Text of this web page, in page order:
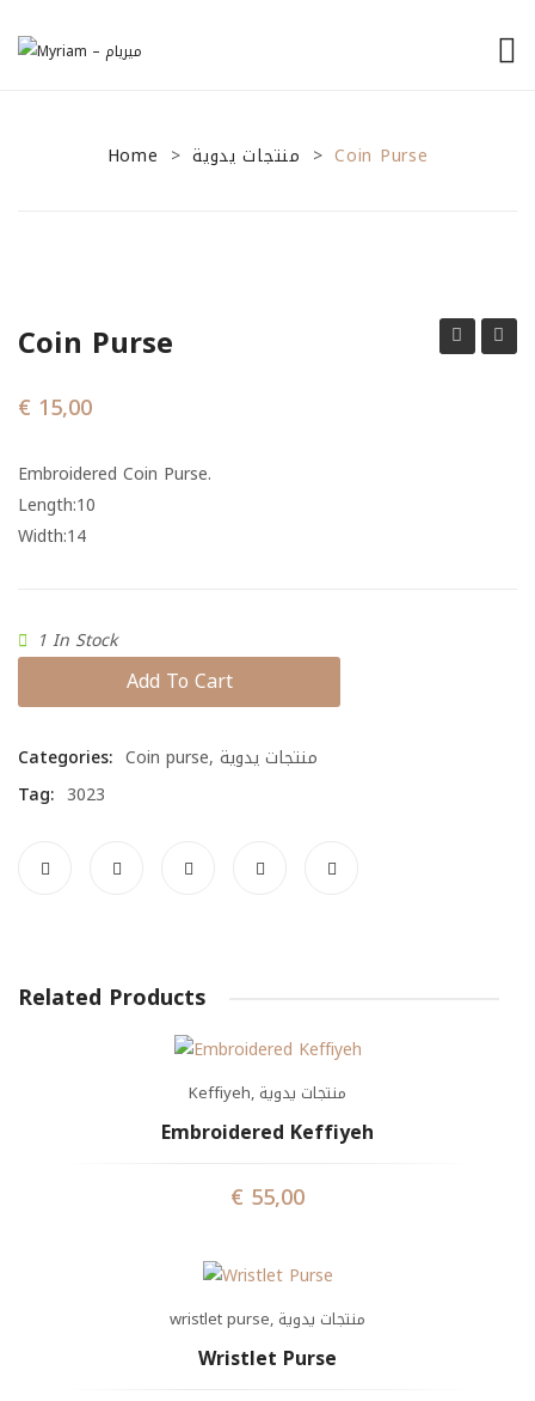
من نحن Home > منتجات يدوية > Coin Purse
Coin Purse
€ 15,00
Embroidered Coin Purse.
Length:10
Width:14
1 In Stock
Add To Cart
Categories: Coin purse, منتجات يدوية
Tag: 3023
Related Products
Keffiyeh, منتجات يدوية
Embroidered Keffiyeh
€ 55,00
wristlet purse, منتجات يدوية
Wristlet Purse